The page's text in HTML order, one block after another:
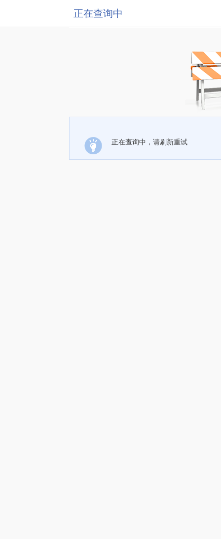
正在查询中
正在查询中，请刷新重试